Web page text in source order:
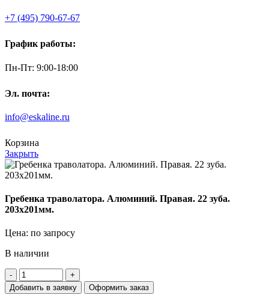
+7 (495) 790-67-67
График работы:
Пн-Пт: 9:00-18:00
Эл. почта:
info@eskaline.ru
Корзина
Закрыть
Гребенка траволатора. Алюминий. Правая. 22 зуба.
203х201мм.
Цена: по запросу
В наличии
Количество
товара
Гребенка
Добавить в заявку Оформить заказ